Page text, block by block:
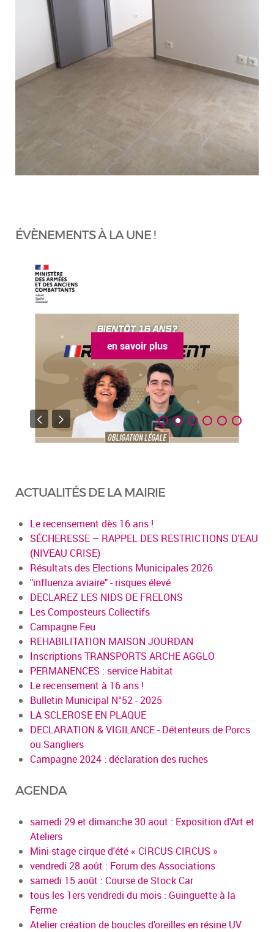
ÉVÈNEMENTS À LA UNE !
en savoir plus
ACTUALITÉS DE LA MAIRIE
Le recensement dès 16 ans !
SÉCHERESSE – RAPPEL DES RESTRICTIONS D'EAU
(NIVEAU CRISE)
Résultats des Elections Municipales 2026
"influenza aviaire" - risques élevé
DECLAREZ LES NIDS DE FRELONS
Les Composteurs Collectifs
Campagne Feu
REHABILITATION MAISON JOURDAN
Inscriptions TRANSPORTS ARCHE AGGLO
PERMANENCES : service Habitat
Le recensement à 16 ans !
Bulletin Municipal N°52 - 2025
LA SCLEROSE EN PLAQUE
DECLARATION & VIGILANCE - Détenteurs de Porcs
ou Sangliers
Campagne 2024 : déclaration des ruches
AGENDA
samedi 29 et dimanche 30 aout : Exposition d'Art et
Ateliers
Mini-stage cirque d'été « CIRCUS-CIRCUS »
vendredi 28 août : Forum des Associations
samedi 15 août : Course de Stock Car
tous les 1ers vendredi du mois : Guinguette à la
Ferme
Atelier création de boucles d’oreilles en résine UV